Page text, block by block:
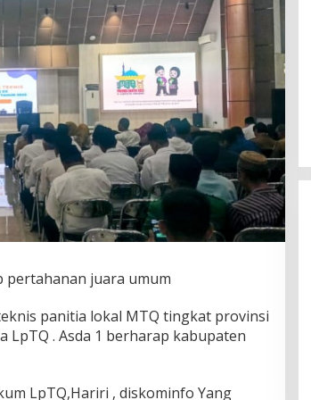
pertahanan juara umum
panitia lokal MTQ tingkat provinsi
LpTQ . Asda 1 berharap kabupaten
LpTQ,Hariri , diskominfo Yang
Fenomena “Dascomology” Dinilai
Cerminkan Pentingnya Komunikasi